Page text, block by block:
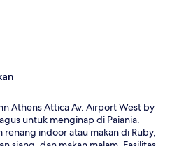
Athens Attica Av. Airport West by
untuk menginap di Paiania.
indoor atau makan di Ruby,